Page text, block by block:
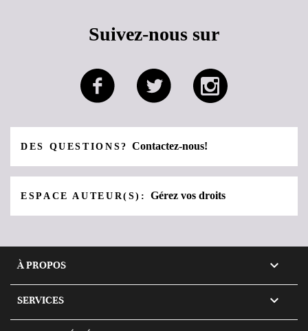
Suivez-nous sur
DES QUESTIONS?Contactez-nous!
ESPACE AUTEUR(S):Gérez vos droits
À PROPOS 
SERVICES 